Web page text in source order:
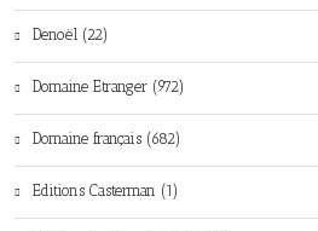
Denoël (22)
Domaine Etranger (972)
Domaine français (682)
Editions Casterman (1)